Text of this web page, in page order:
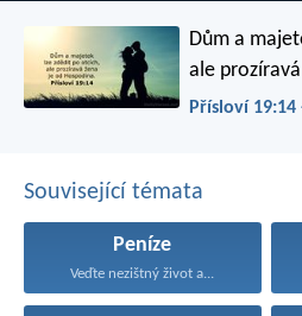
Dům a
ale
Přísloví 19:14
Související témata
Peníze
Veďte nezištný život a...